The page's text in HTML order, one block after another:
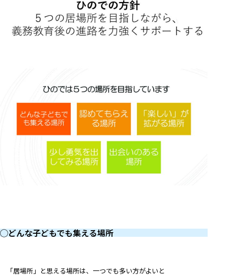
◯どんな子どもでも集える場所
「居場所」と思える場所は、一つでも多い方がよいと